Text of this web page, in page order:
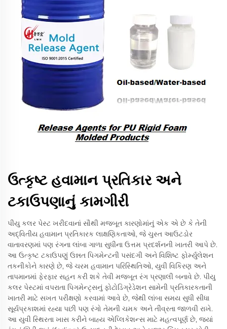
ઉત્કૃષ્ટ હવામાન પ્રતિકાર અને
ટકાઉપણાનું કામગીરી
પીયુ કલર પેસ્ટ ખરીદવાનાં સૌથી મજબૂત કારણોમાંનું એક એ છે કે તેની
અદ્વિતીય હવામાન પ્રતિકારક લાક્ષણિકતાઓ, જે ચુસ્ત આઉટડોર
વાતાવરણમાં પણ રંગના લાંબા ગાળા સુધીના ઉત્તમ પ્રદર્શનની ખાતરી આપે છે.
આ ઉત્કૃષ્ટ ટકાઉપણું ઉન્નત પિગમેન્ટની પસંદગી અને વિશિષ્ટ ફોર્મ્યુલેશન
તકનીકોને કારણે છે, જે ચરમ હવામાન પરિસ્થિતિઓ, યુવી વિકિરણ અને
તાપમાનમાં ફેરફાર સહન કરી શકે તેવી મજબૂત રંગ પ્રણાલી બનાવે છે. પીયુ
કલર પેસ્ટમાં વપરાતા પિગમેન્ટ્સનું ફોટોડિગ્રેડેશન સામેની પ્રતિકારકતાની
ખાતરી માટે સખત પરીક્ષણો કરવામાં આવે છે, જેથી લાંબા સમય સુધી સીધા
સૂર્યપ્રકાશમાં રહ્યા પછી પણ રંગો તેમની ચમક અને તીવ્રતા જાળવી રાખે.
આ યુવી સ્થિરતા ખાસ કરીને બાહ્ય એપ્લિકેશન્સ માટે મહત્વપૂર્ણ છે, જ્યાં